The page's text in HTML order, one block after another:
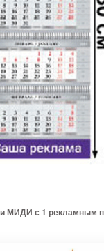
МИДИ с 1 рекламным